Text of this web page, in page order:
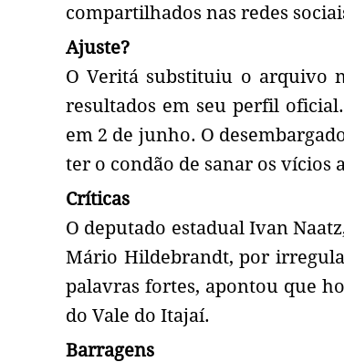
compartilhados nas redes
Ajuste?
O Veritá substituiu o arquivo
resultados em seu perfil
em 2 de junho. O
ter o condão de sanar os vícios
Críticas
O deputado estadual Ivan
Mário Hildebrandt, por
palavras fortes, apontou que
do Vale do Itajaí.
Barragens